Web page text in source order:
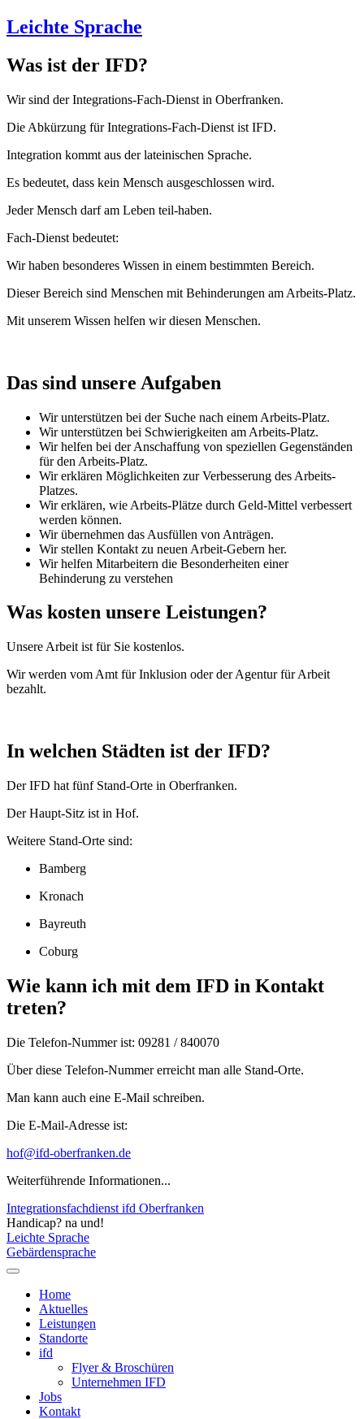
Leichte Sprache
Was ist der IFD?
Wir sind der Integrations-Fach-Dienst in Oberfranken.
Die Abkürzung für Integrations-Fach-Dienst ist IFD.
Integration kommt aus der lateinischen Sprache.
Es bedeutet, dass kein Mensch ausgeschlossen wird.
Jeder Mensch darf am Leben teil-haben.
Fach-Dienst bedeutet:
Wir haben besonderes Wissen in einem bestimmten Bereich.
Dieser Bereich sind Menschen mit Behinderungen am Arbeits-Platz.
Mit unserem Wissen helfen wir diesen Menschen.
Das sind unsere Aufgaben
Wir unterstützen bei der Suche nach einem Arbeits-Platz.
Wir unterstützen bei Schwierigkeiten am Arbeits-Platz.
Wir helfen bei der Anschaffung von speziellen Gegenständen
für den Arbeits-Platz.
Wir erklären Möglichkeiten zur Verbesserung des Arbeits-
Platzes.
Wir erklären, wie Arbeits-Plätze durch Geld-Mittel verbessert
werden können.
Wir übernehmen das Ausfüllen von Anträgen.
Wir stellen Kontakt zu neuen Arbeit-Gebern her.
Wir helfen Mitarbeitern die Besonderheiten einer
Behinderung zu verstehen
Was kosten unsere Leistungen?
Unsere Arbeit ist für Sie kostenlos.
Wir werden vom Amt für Inklusion oder der Agentur für Arbeit
bezahlt.
In welchen Städten ist der IFD?
Der IFD hat fünf Stand-Orte in Oberfranken.
Der Haupt-Sitz ist in Hof.
Weitere Stand-Orte sind:
Bamberg
Kronach
Bayreuth
Coburg
Wie kann ich mit dem IFD in Kontakt
treten?
Die Telefon-Nummer ist: 09281 / 840070
Über diese Telefon-Nummer erreicht man alle Stand-Orte.
Man kann auch eine E-Mail schreiben.
Die E-Mail-Adresse ist:
hof@ifd-oberfranken.de
Weiterführende Informationen...
Integrationsfachdienst ifd Oberfranken
Handicap? na und!
Leichte Sprache
Gebärdensprache
Home
Aktuelles
Leistungen
Standorte
ifd
Flyer & Broschüren
Unternehmen IFD
Jobs
Kontakt